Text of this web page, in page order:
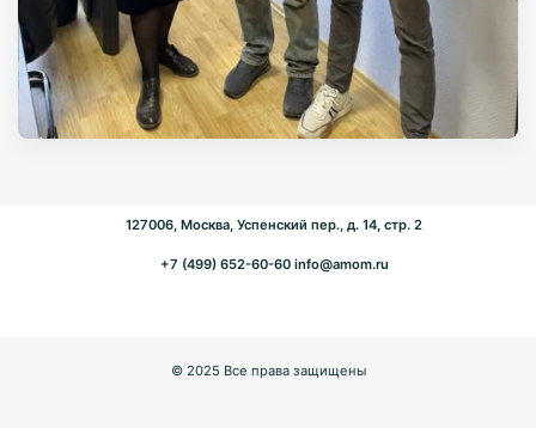
127006, Москва, Успенский пер., д. 14, стр. 2
+7 (499) 652-60-60 info@amom.ru
© 2025 Все права защищены